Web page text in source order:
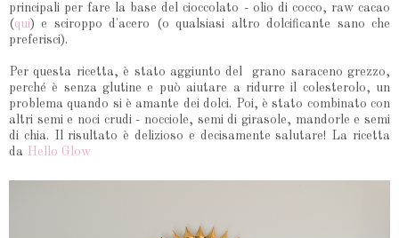
principali per fare la base del cioccolato - olio di cocco, raw cacao
(qui) e sciroppo d'acero (o qualsiasi altro dolcificante sano che
preferisci).
Per questa ricetta, è stato aggiunto del grano saraceno grezzo,
perché è senza glutine e può aiutare a ridurre il colesterolo, un
problema quando si è amante dei dolci. Poi, è stato combinato con
altri semi e noci crudi - nocciole, semi di girasole, mandorle e semi
di chia. Il risultato è delizioso e decisamente salutare! La ricetta
da Hello Glow